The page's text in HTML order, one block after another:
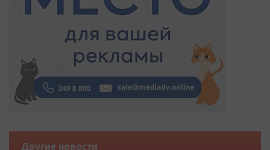
Другие новости